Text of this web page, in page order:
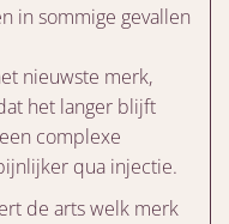
in sommige gevallen
nieuwste merk,
het langer blijft
complexe
qua injectie.
de arts welk merk